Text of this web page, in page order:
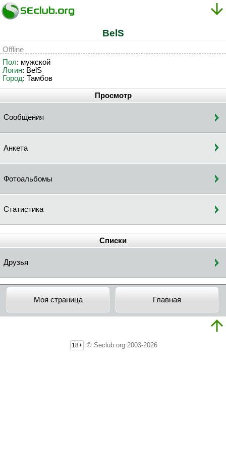
BelS
Offline
Пол: мужской
Логин: BelS
Город: Тамбов
Просмотр
Сообщения
Анкета
Фотоальбомы
Статистика
Списки
Друзья
Моя страница Главная
18+ © Seclub.org 2003-2026